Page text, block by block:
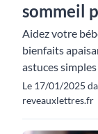
sommeil
Aidez votre
bienfaits
astuces
Le 17/01/2025
reveauxlettres.fr